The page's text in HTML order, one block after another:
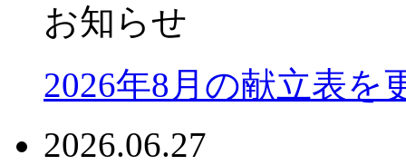
お知らせ
2026年8月の献立表を
2026.06.27